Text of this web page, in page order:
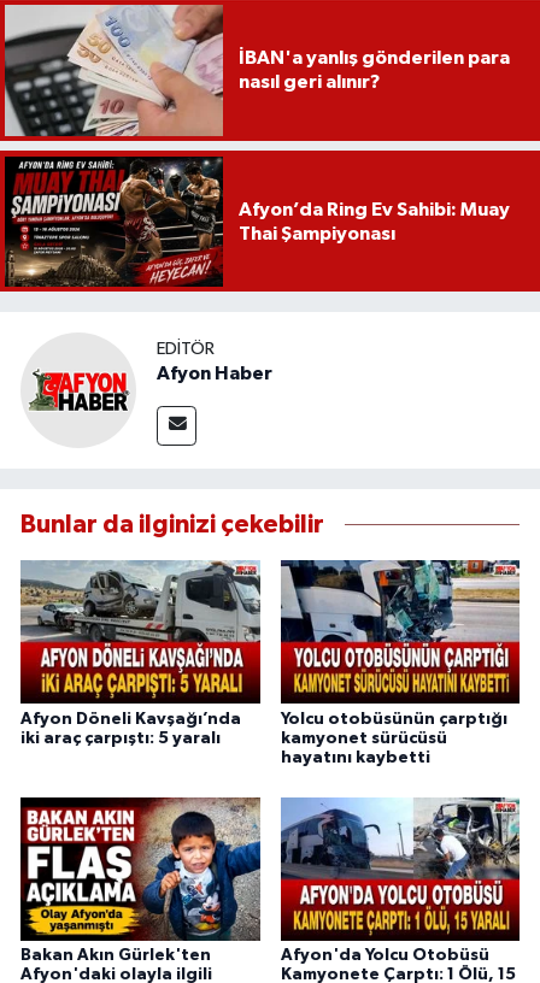
İBAN'a yanlış gönderilen para
nasıl geri alınır?
Afyon’da Ring Ev Sahibi: Muay
Thai Şampiyonası
EDITÖR
Afyon Haber
Bunlar da ilginizi çekebilir
Afyon Döneli Kavşağı’nda
iki araç çarpıştı: 5 yaralı
Yolcu otobüsünün çarptığı
kamyonet sürücüsü
hayatını kaybetti
Bakan Akın Gürlek'ten
Afyon'daki olayla ilgili
Afyon'da Yolcu Otobüsü
Kamyonete Çarptı: 1 Ölü, 15